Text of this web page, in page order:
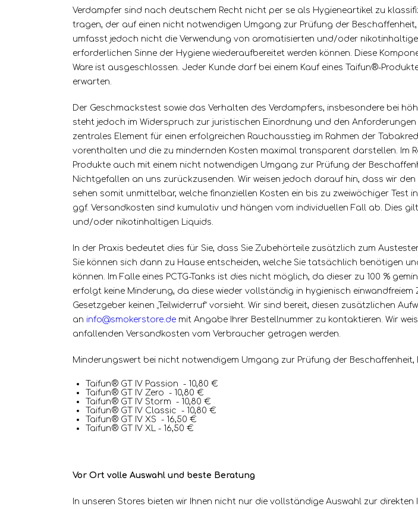
Verdampfer sind nach deutschem Recht nicht per se als Hygieneartikel zu
tragen, der auf einen nicht notwendigen Umgang zur Prüfung der
umfasst jedoch nicht die Verwendung von aromatisierten und/oder
erforderlichen Sinne der Hygiene wiederaufbereitet werden können. Diese
Ware ist ausgeschlossen. Jeder Kunde darf bei einem Kauf eines Taifun®-
erwarten.
Der Geschmackstest sowie das Verhalten des Verdampfers, insbesondere bei
steht jedoch im Widerspruch zur juristischen Einordnung und den
zentrales Element für einen erfolgreichen Rauchausstieg im Rahmen der
vorenthalten und die zu mindernden Kosten maximal transparent darstellen. Im
Produkte auch mit einem nicht notwendigen Umgang zur Prüfung der
Nichtgefallen an uns zurückzusenden. Wir weisen jedoch darauf hin, dass wir
sehen somit unmittelbar, welche finanziellen Kosten ein bis zu zweiwöchiger
ggf. Versandkosten sind kumulativ und hängen vom individuellen Fall ab. Dies
und/oder nikotinhaltigen Liquids.
In der Praxis bedeutet dies für Sie, dass Sie Zubehörteile zusätzlich zum
Sie können sich dann zu Hause entscheiden, welche Sie tatsächlich benötigen
können. Im Falle eines PCTG-Tanks ist dies nicht möglich, da dieser zu 100 %
erfolgt keine Minderung, da diese wieder vollständig in hygienisch
Gesetzgeber keinen „Teilwiderruf“ vorsieht. Wir sind bereit, diesen zusätzlichen
an info@smokerstore.de mit Angabe Ihrer Bestellnummer zu kontaktieren. Wir
anfallenden Versandkosten vom Verbraucher getragen werden.
Minderungswert bei nicht notwendigem Umgang zur Prüfung der Beschaffenheit,
Taifun® GT IV Passion - 10,80 €
Taifun® GT IV Zero - 10,80 €
Taifun® GT IV Storm - 10,80 €
Taifun® GT IV Classic - 10,80 €
Taifun® GT IV XS - 16,50 €
Taifun® GT IV XL - 16,50 €
Vor Ort volle Auswahl und beste Beratung
In unseren Stores bieten wir Ihnen nicht nur die vollständige Auswahl zur